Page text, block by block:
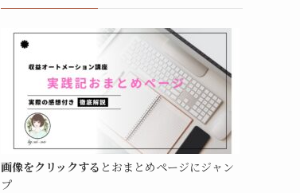
画像をクリックする とおまとめページにジャン
プ